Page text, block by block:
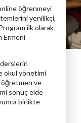
öğrenmeyi
yenilikçi,
ilk olarak
Ermeni
okul yönetimi
öğretmen ve
sonuç elde
birlikte